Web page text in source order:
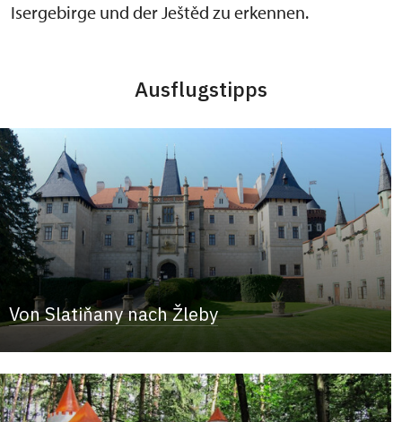
Isergebirge und der Ještěd zu erkennen.
Ausflugstipps
Von Slatiňany nach Žleby